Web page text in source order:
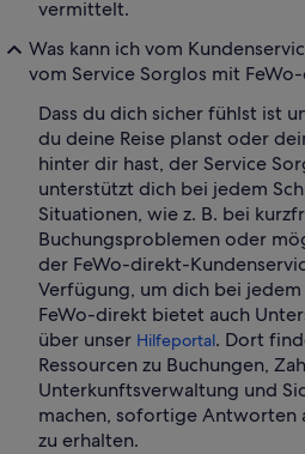
vermittelt.
Was kann ich vom
vom Service Sorglos mit
Dass du dich sicher fühlst ist
du deine Reise planst oder
hinter dir hast, der Service
unterstützt dich bei jedem
Situationen, wie z. B. bei
Buchungsproblemen oder
der FeWo-direkt-
Verfügung, um dich bei
FeWo-direkt bietet auch
über unser Hilfeportal. Dort
Ressourcen zu Buchungen,
Unterkunftsverwaltung und
machen, sofortige Antworten
zu erhalten.